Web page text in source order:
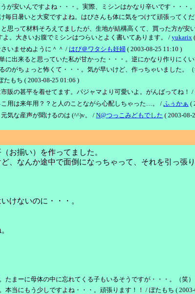
が安いんですよね・・・。実際、ミシンはかなり辛いです・・・
日暑いと大変ですよね。はぴさんも体に気をつけて頑張ってく
思って材料そろえてましたが、生地が結構高くて、買った方が
。大きいお腹でミシンはつらいとよく書いてあります。 / yukarix
いませぬように＾＾ / はぴ＠ワタシも妊婦 ( 2003-08-25 11:10 )
出来ると思っていた私が甘かった・・・。逆にかなり作りにく
がちょっと怖くて・・・。気が早いけど、作っちゃいました。
もち ( 2003-08-25 01:06 )
販の甚平を着せてます。パジャマより可愛いよ。がんばってね！ /
用は来年用？？と人のことながら心配しちゃった…。 / ふぅかぁ (
気な産声が聞けるのは (^^)v。 / N@つっこみどもでした ( 2003-08-
お揃い）を作ってました。
、なんか途中で面倒になっちゃって、それを引っ張
けないのに・・・。
まーに母体の中に忘れてくる子もいるそうですが・・・。（笑
当にもう少しですよね・・・。頑張ります！！ / ぼたもち (